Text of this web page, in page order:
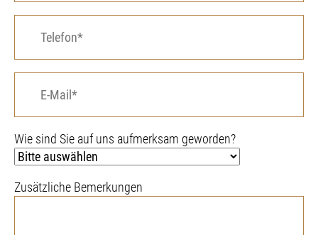
Wie sind Sie auf uns aufmerksam geworden?
Zusätzliche Bemerkungen